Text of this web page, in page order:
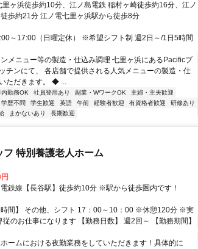
ヶ浜徒歩約10分、江ノ島電鉄 稲村ヶ崎徒歩約16分、江ノ
歩約21分 江ノ電七里ヶ浜駅から徒歩8分
～17:00（日曜定休） ※希望シフト制 週2日～/1日5時間
メニュー等の製造・仕込み調理 七里ヶ浜にあるPacificブ
チンにて、 各店舗で提供される人気メニューの製造・仕
ただきます。 ◆ ...
内勤務OK 社員登用あり 副業・WワークOK
主婦・主夫歓迎
学歴不問 学生歓迎 英語 午前 経験者歓迎 有資格者歓迎
研修あり
まかないあり 長期歓迎
特別養護老人ホーム
勤務地・最寄駅 江ノ島電鉄線【長谷駅】徒歩約10分 ※駅から徒歩圏内です！
間】 その他、シフト 17：00～10：00 ※休憩120分 ※実
のお仕事になります 【勤務日数】 週2回～ 【勤務期間】
ームにおける夜勤業務をしていただきます！具体的に